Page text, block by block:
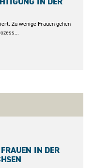
Zu wenige Frauen gehen
IN DER